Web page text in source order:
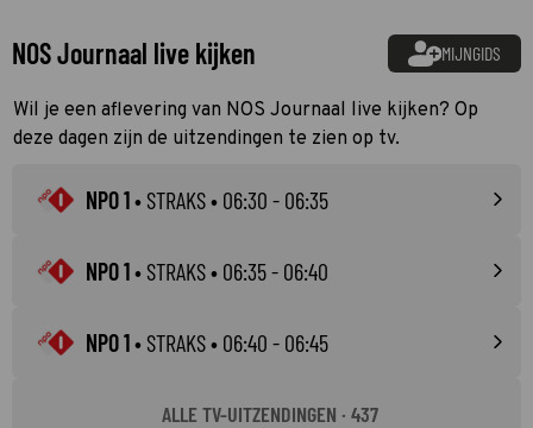
NOS Journaal live kijken MIJNGIDS
Wil je een aflevering van NOS Journaal live kijken? Op
deze dagen zijn de uitzendingen te zien op tv.
NPO 1• STRAKS• 06:30 - 06:35
NPO 1• STRAKS• 06:35 - 06:40
NPO 1• STRAKS• 06:40 - 06:45
ALLE TV-UITZENDINGEN · 437